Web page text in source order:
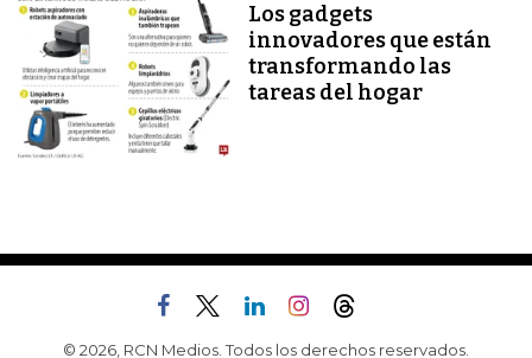
Los gadgets
innovadores que están
transformando las
tareas del hogar
© 2026, RCN Medios. Todos los derechos reservados.